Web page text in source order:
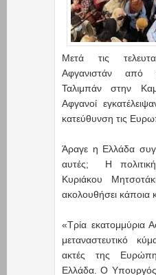
Μετά τις
Αφγανιστάν από
Ταλιμπάν στην
Αφγανοί
κατεύθυνση τις
Άραγε η Ελλάδα
αυτές; Η
Κυριάκου
ακολουθήσει κάποια
«Τρία εκατομμύρια
μεταναστευτικό
ακτές της
Ελλάδα. Ο Υπουργός